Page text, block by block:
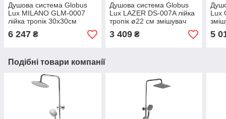
Душова система Globus
Lux MILANO GLM-0007
лійка тропік 30х30см
змішувач з виливом
латунь
6 247 ₴
Душова система Globus
Lux LAZER DS-007A лійка
тропік ø22 см змішувач
без виливу латунь
3 409₴
Lux
5
Подібні товари компанії